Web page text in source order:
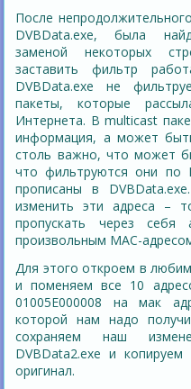
После
DVBData.exe, была
заменой некоторых
заставить фильтр
DVBData.exe не
пакеты, которые
Интернета. В multicast
информация, а может
столь важно, что может
что фильтруются они по
прописаны в
изменить эти адреса –
пропускать через
произвольным MAC-
Для этого откроем в
и поменяем все 10
01005E000008 на мак
которой нам надо
сохраняем наш
DVBData2.exe и
оригинал.